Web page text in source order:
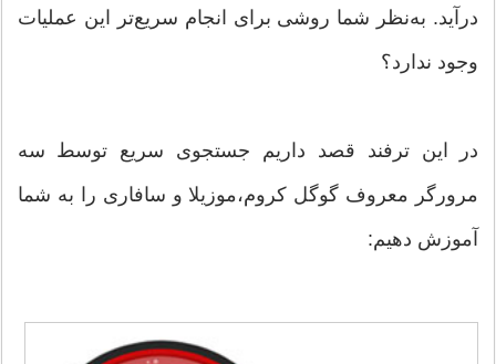
درآید. به‌نظر شما روشی برای انجام سریع‌تر این عملیات
وجود ندارد؟
در این ترفند قصد داریم جستجوی سریع توسط سه
مرورگر معروف گوگل کروم،موزیلا و سافاری را به شما
آموزش دهیم: